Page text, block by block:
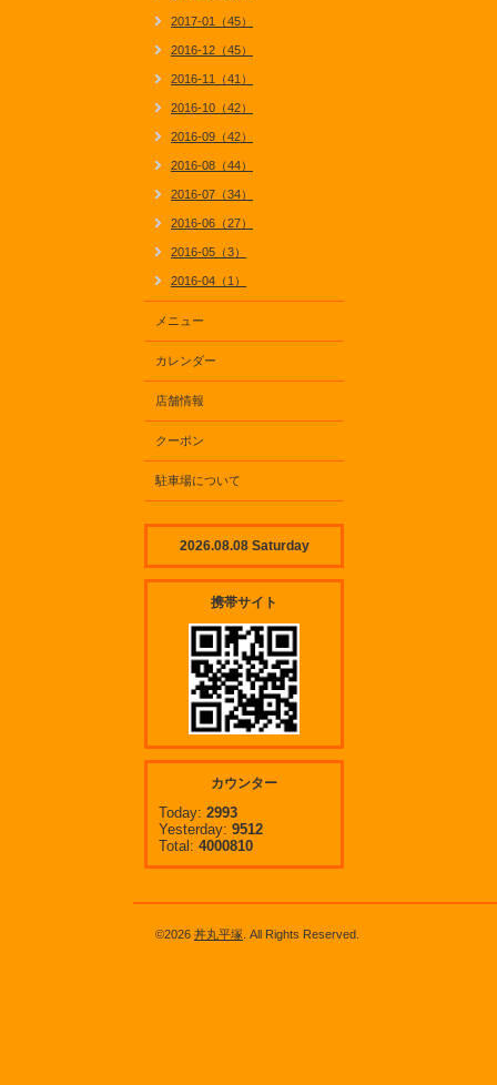
2017-01（45）
2016-12（45）
2016-11（41）
2016-10（42）
2016-09（42）
2016-08（44）
2016-07（34）
2016-06（27）
2016-05（3）
2016-04（1）
メニュー
カレンダー
店舗情報
クーポン
駐車場について
2026.08.08 Saturday
携帯サイト
カウンター
Today: 2993
Yesterday: 9512
Total: 4000810
©2026 丼丸平塚 . All Rights Reserved.